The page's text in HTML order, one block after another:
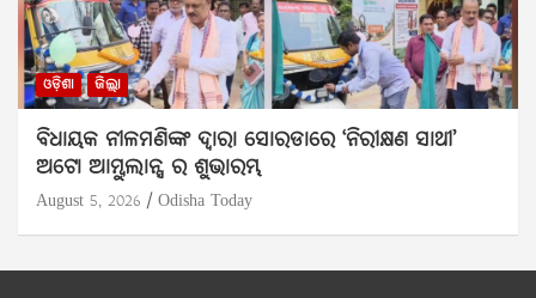
ଓଡ଼ିଶା ଜିଲ୍ଲା
ବିଧାୟକ ନୀଳମଣିଙ୍କ ଦ୍ବାରା ସୋରଡାରେ ‘ନିରୀକ୍ଷଣ ସାଥୀ’
ଅଟୋ ଆମ୍ବୁଲାନ୍ସ ର ଶୁଭାରମ୍ଭ
August 5, 2026 Odisha Today